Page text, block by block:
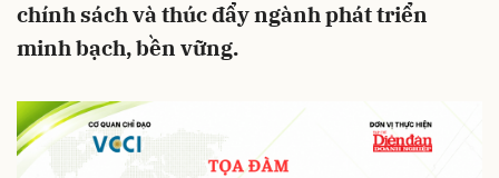
chính sách và thúc đẩy ngành phát triển
minh bạch, bền vững.